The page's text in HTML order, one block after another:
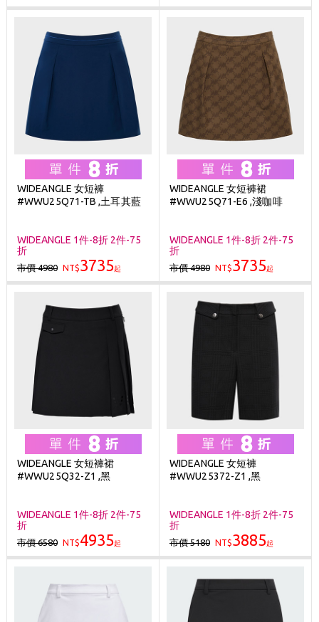
WIDEANGLE 女短褲
#WWU25Q71-TB ,土耳其藍
WIDEANGLE 1件-8折 2件-75
折
市價 4980 NT$3735起
WIDEANGLE 女短褲裙
#WWU25Q71-E6 ,淺咖啡
WIDEANGLE 1件-8折 2件-75
折
市價 4980 NT$3735起
WIDEANGLE 女短褲裙
#WWU25Q32-Z1 ,黑
WIDEANGLE 1件-8折 2件-75
折
市價 6580 NT$4935起
WIDEANGLE 女短褲
#WWU25372-Z1 ,黑
WIDEANGLE 1件-8折 2件-75
折
市價 5180 NT$3885起